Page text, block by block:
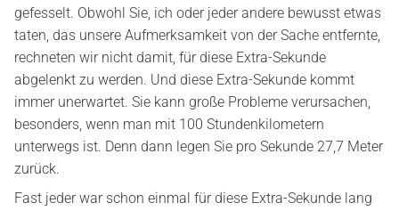
gefesselt. Obwohl Sie, ich oder jeder andere bewusst etwas
taten, das unsere Aufmerksamkeit von der Sache entfernte,
rechneten wir nicht damit, für diese Extra-Sekunde
abgelenkt zu werden. Und diese Extra-Sekunde kommt
immer unerwartet. Sie kann große Probleme verursachen,
besonders, wenn man mit 100 Stundenkilometern
unterwegs ist. Denn dann legen Sie pro Sekunde 27,7 Meter
zurück.
Fast jeder war schon einmal für diese Extra-Sekunde lang